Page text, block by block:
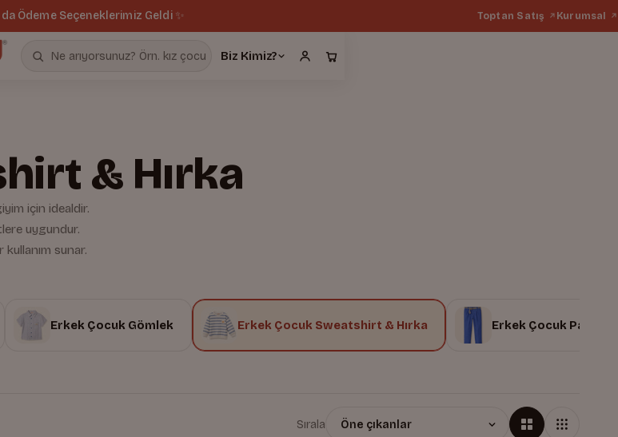
Ödeme Seçeneklerimiz Geldi ✨ Toptan Satış Kurumsal
Biz Kimiz?
& Hırka
için idealdir.
uygundur.
sunar.
Erkek Çocuk Gömlek Erkek Çocuk Sweatshirt & Hırka Erkek Çocuk
Sırala